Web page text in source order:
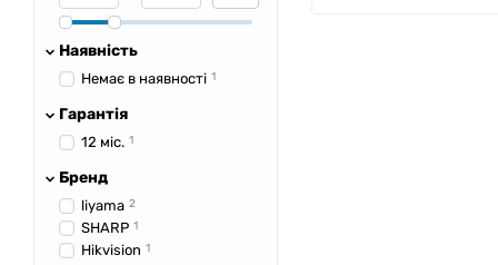
Наявність
Немає в наявності 1
Гарантія
12 міс. 1
Бренд
liyama 2
SHARP 1
Hikvision 1